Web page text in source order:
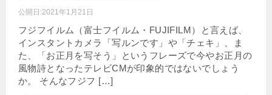
公開日:2021年1月21日
フジフイルム（富士フイルム・FUJIFILM）と言えば、
インスタントカメラ「写ルンです」や「チェキ」、ま
た、「お正月を写そう」というフレーズで今やお正月の
風物詩となったテレビCMが印象的ではないでしょう
か。 そんなフジフ […]